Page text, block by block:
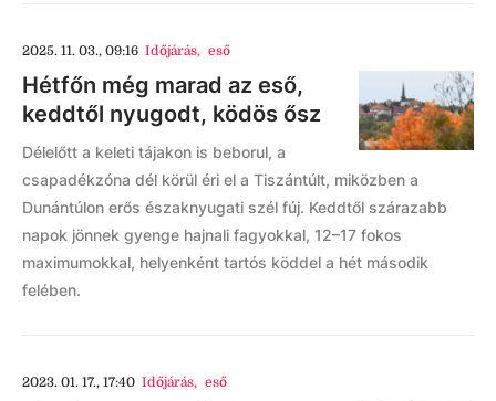
2025. 11. 03., 09:16 Időjárás, eső
Hétfőn még marad az eső,
keddtől nyugodt, ködös ősz
Délelőtt a keleti tájakon is beborul, a
csapadékzóna dél körül éri el a Tiszántúlt, miközben a
Dunántúlon erős északnyugati szél fúj. Keddtől szárazabb
napok jönnek gyenge hajnali fagyokkal, 12–17 fokos
maximumokkal, helyenként tartós köddel a hét második
felében.
2023. 01. 17., 17:40 Időjárás, eső